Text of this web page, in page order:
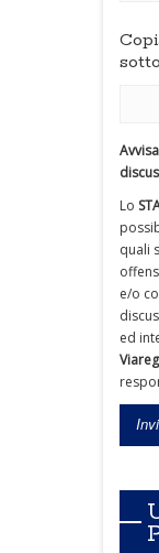
sotto
Lo
quali
e/o
ed